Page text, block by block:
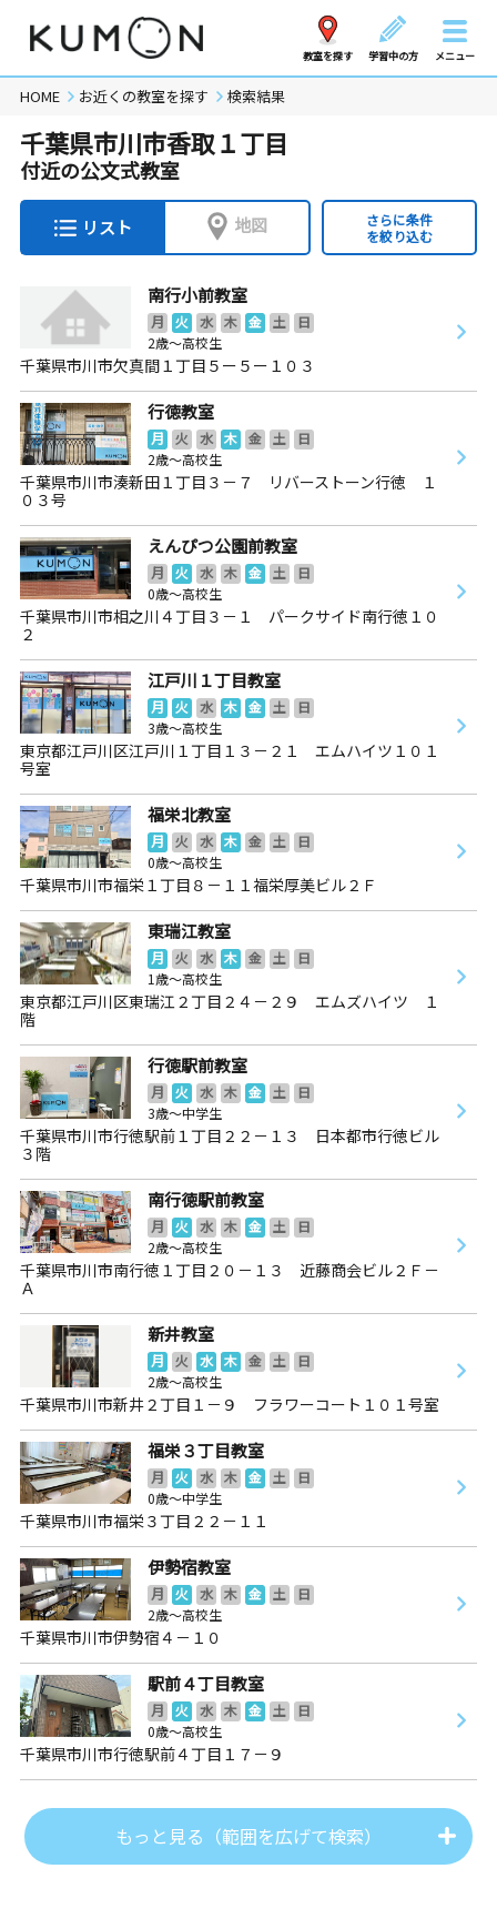
教室を探す 学習中の方 メニュー
HOME お近くの教室を探す 検索結果
千葉県市川市香取１丁目
付近の公文式教室
リスト 地図
さらに条件
を絞り込む
南行小前教室
月 火 水 木 金 土
日
2歳～高校生
千葉県市川市欠真間１丁目５ー５ー１０３
行徳教室
月 火 水 木 金 土
日
2歳～高校生
千葉県市川市湊新田１丁目３－７ リバーストーン行徳 １
０３号
えんぴつ公園前教室
月 火 水 木 金 土
日
0歳～高校生
千葉県市川市相之川４丁目３－１ パークサイド南行徳１０
２
江戸川１丁目教室
月 火 水 木 金 土
日
3歳～高校生
東京都江戸川区江戸川１丁目１３－２１ エムハイツ１０１
号室
福栄北教室
月 火 水 木 金 土
日
0歳～高校生
千葉県市川市福栄１丁目８－１１福栄厚美ビル２Ｆ
東瑞江教室
月 火 水 木 金 土
日
1歳～高校生
東京都江戸川区東瑞江２丁目２４－２９ エムズハイツ １
階
行徳駅前教室
月 火 水 木 金 土
日
3歳～中学生
千葉県市川市行徳駅前１丁目２２－１３ 日本都市行徳ビル
３階
南行徳駅前教室
月 火 水 木 金 土
日
2歳～高校生
千葉県市川市南行徳１丁目２０－１３ 近藤商会ビル２Ｆ－
Ａ
新井教室
月 火 水 木 金 土
日
2歳～高校生
千葉県市川市新井２丁目１－９ フラワーコート１０１号室
福栄３丁目教室
月 火 水 木 金 土
日
0歳～中学生
千葉県市川市福栄３丁目２２－１１
伊勢宿教室
月 火 水 木 金 土
日
2歳～高校生
千葉県市川市伊勢宿４－１０
駅前４丁目教室
月 火 水 木 金 土
日
0歳～高校生
千葉県市川市行徳駅前４丁目１７－９
もっと見る（範囲を広げて検索）